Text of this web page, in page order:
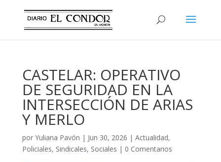
CASTELAR: OPERATIVO
DE SEGURIDAD EN LA
INTERSECCIÓN DE ARIAS
Y MERLO
por Yuliana Pavón | Jun 30, 2026 | Actualidad,
Policiales, Sindicales, Sociales | 0 Comentarios